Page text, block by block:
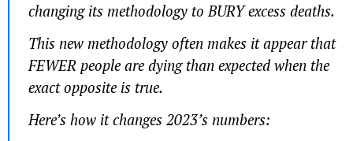
changing its methodology to BURY excess deaths.
This new methodology often makes it appear that
FEWER people are dying than expected when the
exact opposite is true.
Here’s how it changes 2023’s numbers: